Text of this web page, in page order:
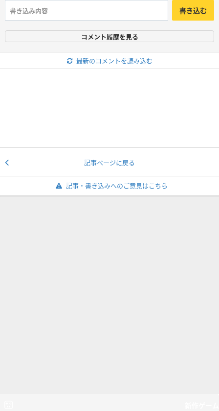
書き込む
コメント履歴を見る
最新のコメントを読み込む
記事ページに戻る
記事・書き込みへのご意見はこちら